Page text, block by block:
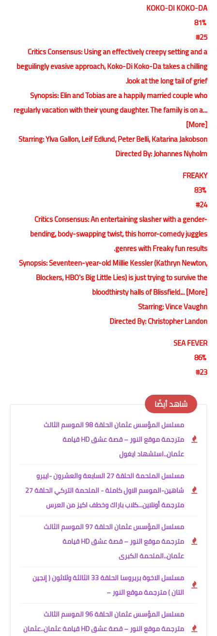
KOKO-DI KOKO-DA
81%
#25
Critics Consensus: Using an effectively creepy setting and a
beguilingly evasive approach, Koko-Di Koko-Da takes a chilling
look at the long tail of grief.
Synopsis: Elin and Tobias are a happily married couple who
regularly vacation with their young daughter. The family is on a...
[More]
Starring: Ylva Gallon, Leif Edlund, Peter Belli, Katarina Jakobson
Directed By: Johannes Nyholm
FREAKY
83%
#24
Critics Consensus: An entertaining slasher with a gender-
bending, body-swapping twist, this horror-comedy juggles
genres with Freaky fun results.
Synopsis: Seventeen-year-old Millie Kessler (Kathryn Newton,
Blockers, HBO's Big Little Lies) is just trying to survive the
bloodthirsty halls of Blissfield... [More]
Starring: Vince Vaughn
Directed By: Christopher Landon
SEA FEVER
86%
#23
شاهد أيضًا
مسلسل المؤسس عثمان الحلقة 98 الموسم الثالث
مترجمة موقع النور – قصة عشق HD قيامة
عثمان..استشهاد ايغول
مسلسل الملحمة الحلقة 27 السابعة والعشرون -ايبرو
شاهين-الموسم الاول كاملة - الملحمة التركي الحلقة 27
مترجمة أونلاين...كلاب باراك وخطف اكيز من العرس
مسلسل المؤسس عثمان الحلقة 97 الموسم الثالث
مترجمة موقع النور – قصة عشق HD قيامة
عثمان..الملحمة الكبرى
مسلسل الاخوة بربروسا الحلقة 33 الثالثة وثلاثون ( إنجين
التان ) مترجمة موقع النور –
مسلسل المؤسس عثمان الحلقة 96 الموسم الثالث
مترجمة موقع النور – قصة عشق HD قيامة عثمان..عثمان